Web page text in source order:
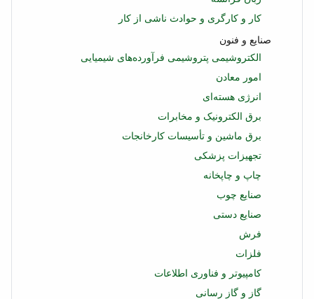
کار و کارگری و حوادث ناشی از کار
صنایع و فنون
الکتروشیمی پتروشیمی فرآورده‌های شیمیایی
امور معادن
انرژی هسته‌ای
برق الکترونیک و مخابرات
برق ماشین و تأسیسات کارخانجات
تجهیزات پزشکی
چاپ و چاپخانه
صنایع چوب
صنایع دستی
فرش
فلزات
کامپیوتر و فناوری اطلاعات
گاز و گاز رسانی